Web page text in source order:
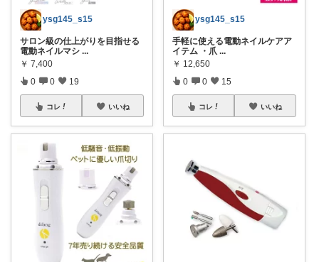
ysg145_s15
サロン級の仕上がりを目指せる
電動ネイルマシ ...
￥ 7,400
0 0 19
コレ いいね
ysg145_s15
手軽に使える電動ネイルケアア
イテム ・爪 ...
￥ 12,650
0 0 15
コレ いいね